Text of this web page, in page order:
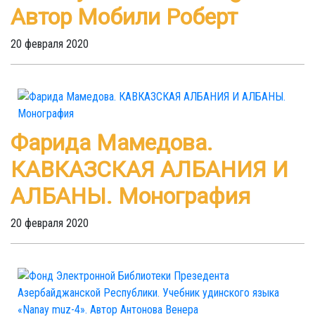
Автор Мобили Роберт
20 февраля 2020
Фарида Мамедова.
КАВКАЗСКАЯ АЛБАНИЯ И
АЛБАНЫ. Монография
20 февраля 2020